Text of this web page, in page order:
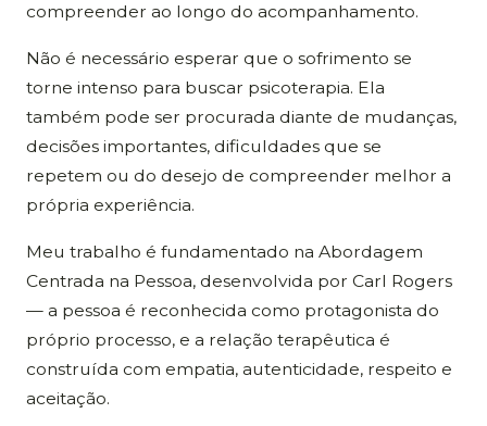
compreender ao longo do acompanhamento.
Não é necessário esperar que o sofrimento se
torne intenso para buscar psicoterapia. Ela
também pode ser procurada diante de mudanças,
decisões importantes, dificuldades que se
repetem ou do desejo de compreender melhor a
própria experiência.
Meu trabalho é fundamentado na Abordagem
Centrada na Pessoa, desenvolvida por Carl Rogers
— a pessoa é reconhecida como protagonista do
próprio processo, e a relação terapêutica é
construída com empatia, autenticidade, respeito e
aceitação.